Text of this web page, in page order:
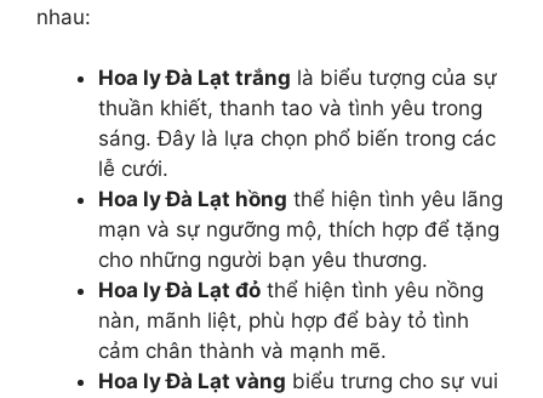
nhau:
Hoa ly Đà Lạt trắng là biểu tượng của sự
thuần khiết, thanh tao và tình yêu trong
sáng. Đây là lựa chọn phổ biến trong các
lễ cưới.
Hoa ly Đà Lạt hồng thể hiện tình yêu lãng
mạn và sự ngưỡng mộ, thích hợp để tặng
cho những người bạn yêu thương.
Hoa ly Đà Lạt đỏ thể hiện tình yêu nồng
nàn, mãnh liệt, phù hợp để bày tỏ tình
cảm chân thành và mạnh mẽ.
Hoa ly Đà Lạt vàng biểu trưng cho sự vui